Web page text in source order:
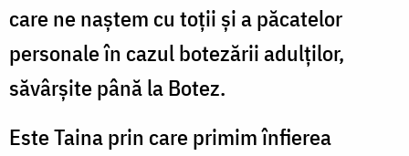
care ne naştem cu toţii şi a păcatelor
personale în cazul botezării adulţilor,
săvârşite până la Botez.
Este Taina prin care primim înfierea